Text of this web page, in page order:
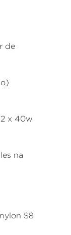
40w
na
S8